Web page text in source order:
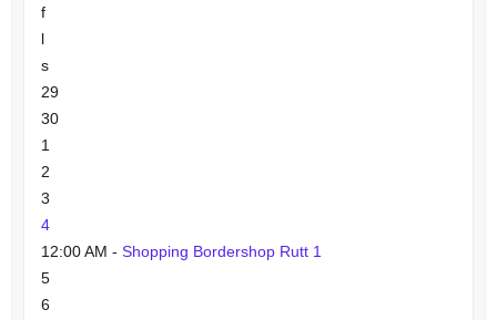
f
l
s
29
30
1
2
3
4
12:00 AM - Shopping Bordershop Rutt 1
5
6